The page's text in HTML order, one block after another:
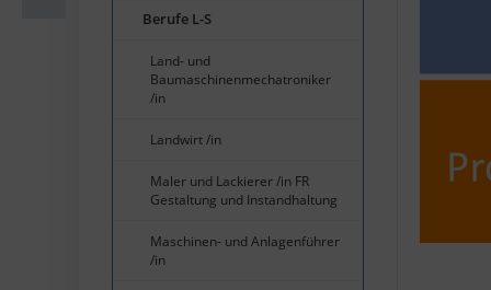
Berufe L-S
Land- und
Baumaschinenmechatroniker
/in
Landwirt /in
Maler und Lackierer /in FR
Gestaltung und Instandhaltung
Maschinen- und Anlagenführer
/in